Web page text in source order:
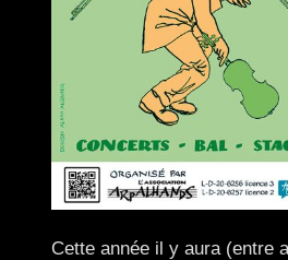
Cette année il y aura (entre